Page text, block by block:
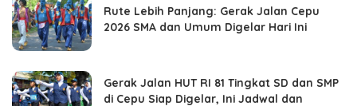
Rute Lebih Panjang: Gerak Jalan Cepu
2026 SMA dan Umum Digelar Hari Ini
Gerak Jalan HUT RI 81 Tingkat SD dan SMP
di Cepu Siap Digelar, Ini Jadwal dan